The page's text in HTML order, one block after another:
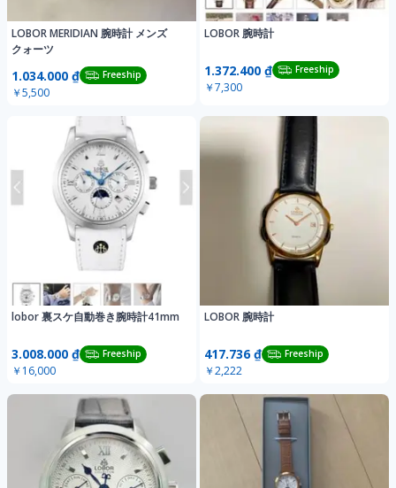
LOBOR MERIDIAN 腕時計 メンズ
クォーツ
1.034.000 ₫ Freeship
￥5,500
LOBOR 腕時計
1.372.400 ₫ Freeship
￥7,300
lobor 裏スケ自動巻き腕時計41mm
3.008.000 ₫ Freeship
￥16,000
LOBOR 腕時計
417.736 ₫ Freeship
￥2,222